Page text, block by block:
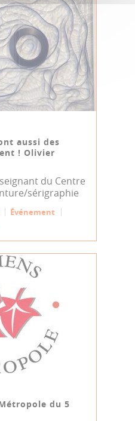
aussi des
! Olivier
du Centre
sérigraphie
Événement
du 5